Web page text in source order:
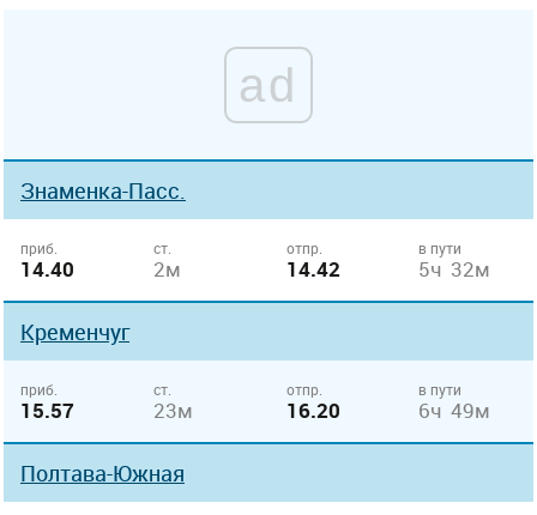
ad
Знаменка-Пасс.
приб.
14.40
ст.
2м
отпр.
14.42
в пути
5ч 32м
Кременчуг
приб.
15.57
ст.
23м
отпр.
16.20
в пути
6ч 49м
Полтава-Южная